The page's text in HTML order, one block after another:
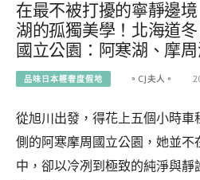
在最不被打擾的寧靜邊
湖的孤獨美學！北海道
國立公園：阿寒湖、摩
品味日本輕奢度假地 。CJ夫人。
從旭川出發，得花上五個小時
側的阿寒摩周國立公園，她並
中，卻以冷冽到極致的純淨與